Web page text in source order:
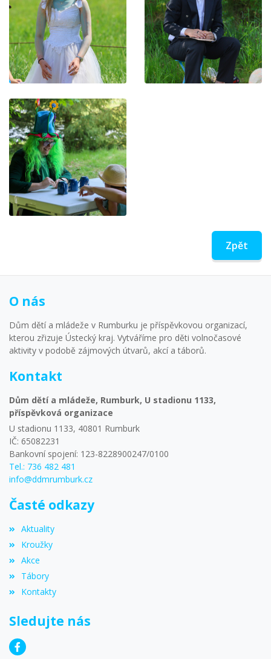
Zpět
O nás
Dům dětí a mládeže v Rumburku je příspěvkovou organizací,
kterou zřizuje Ústecký kraj. Vytváříme pro děti volnočasové
aktivity v podobě zájmových útvarů, akcí a táborů.
Kontakt
Dům dětí a mládeže, Rumburk, U stadionu 1133,
příspěvková organizace
U stadionu 1133, 40801 Rumburk
IČ: 65082231
Bankovní spojení: 123-8228900247/0100
Tel.: 736 482 481
info@ddmrumburk.cz
Časté odkazy
Aktuality
Kroužky
Akce
Tábory
Kontakty
Sledujte nás